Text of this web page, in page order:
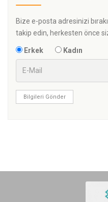
Bize e-posta adresinizi
takip edin, herkesten önce
Erkek Kadın
Bilgileri Gönder